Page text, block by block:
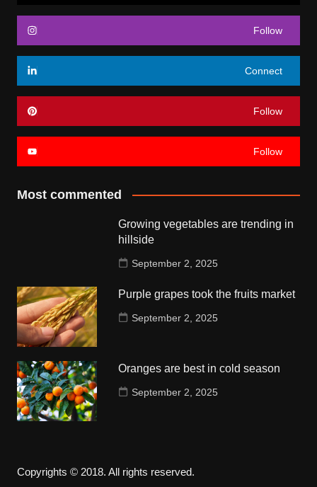
Follow
Connect
Follow
Follow
Most commented
Growing vegetables are trending in
hillside
September 2, 2025
Purple grapes took the fruits market
September 2, 2025
Oranges are best in cold season
September 2, 2025
Copyrights © 2018. All rights reserved.